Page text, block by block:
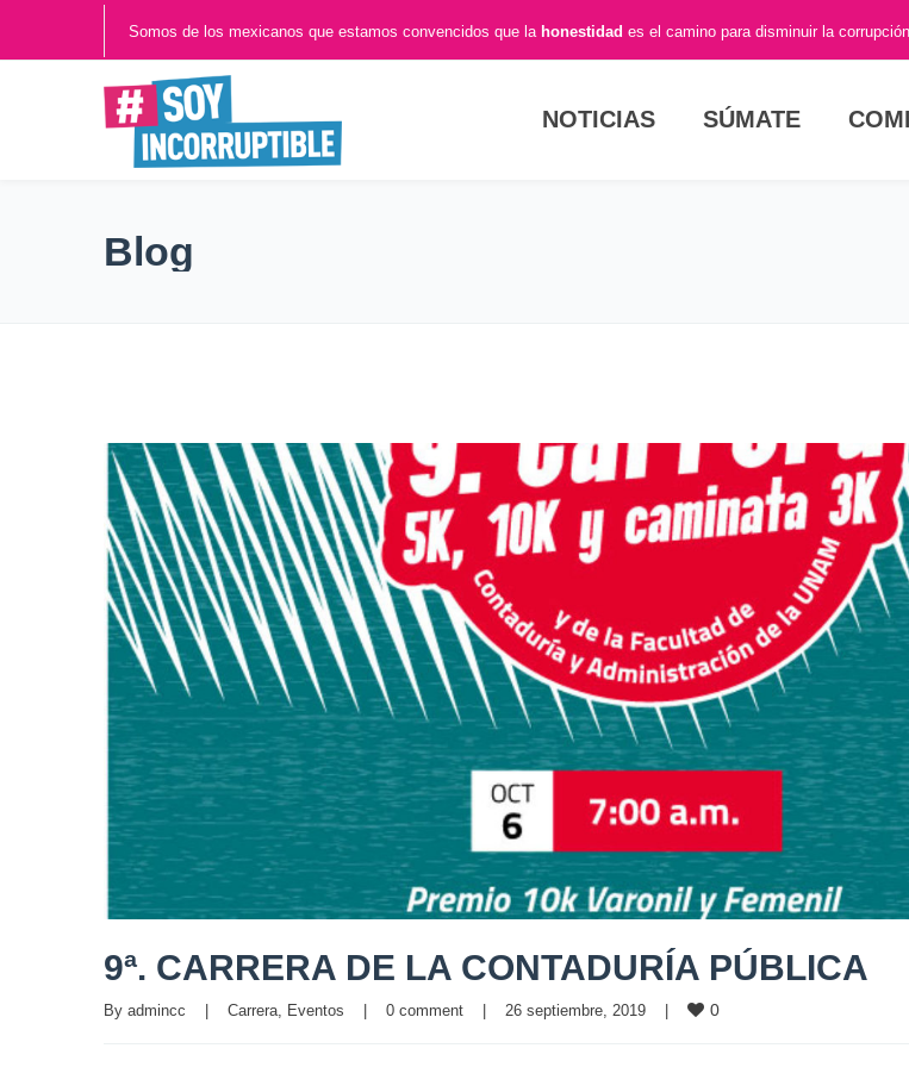
Somos de los mexicanos que estamos convencidos que la honestidad es el camino para disminuir la
NOTICIAS SÚMATE
Blog
9ª. CARRERA DE LA CONTADURÍA PÚBLICA
By admincc Carrera, Eventos 0 comment 26 septiembre, 2019 0